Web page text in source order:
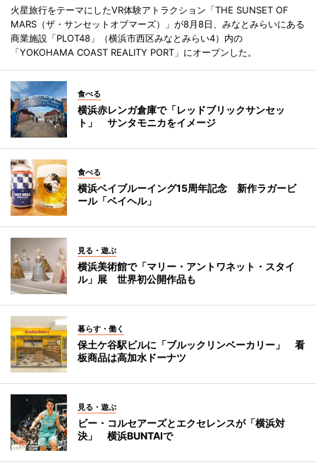
火星旅行をテーマにしたVR体験アトラクション「THE SUNSET OF
MARS（ザ・サンセットオブマーズ）」が8月8日、みなとみらいにある
商業施設「PLOT48」（横浜市西区みなとみらい4）内の
「YOKOHAMA COAST REALITY PORT」にオープンした。
食べる
横浜赤レンガ倉庫で「レッドブリックサンセッ
ト」 サンタモニカをイメージ
食べる
横浜ベイブルーイング15周年記念 新作ラガービ
ール「ベイヘル」
見る・遊ぶ
横浜美術館で「マリー・アントワネット・スタイ
ル」展 世界初公開作品も
暮らす・働く
保土ケ谷駅ビルに「ブルックリンベーカリー」 看
板商品は高加水ドーナツ
見る・遊ぶ
ビー・コルセアーズとエクセレンスが「横浜対
決」 横浜BUNTAIで